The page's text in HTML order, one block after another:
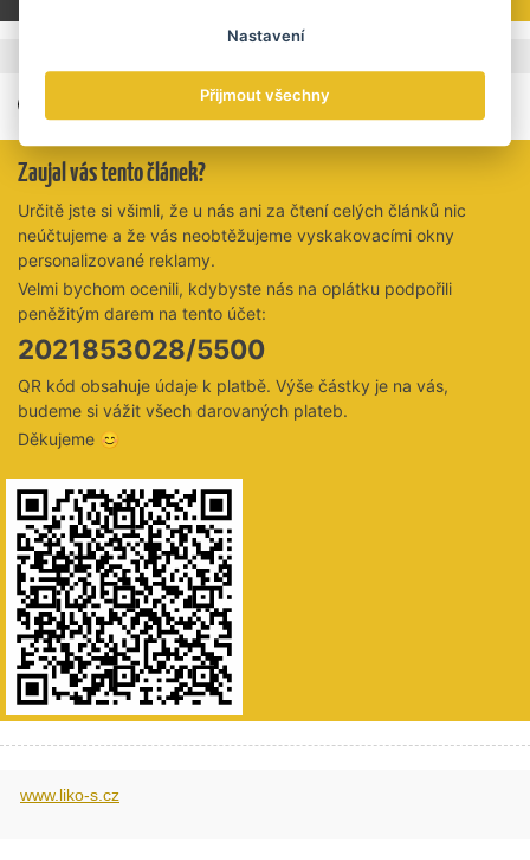
Zaujal vás tento článek?
Určitě jste si všimli, že u nás ani za čtení celých článků nic
neúčtujeme a že vás neobtěžujeme vyskakovacími okny
personalizované reklamy.
Velmi bychom ocenili, kdybyste nás na oplátku podpořili
peněžitým darem na tento účet:
2021853028/5500
QR kód obsahuje údaje k platbě. Výše částky je na vás,
budeme si vážit všech darovaných plateb.
Děkujeme 😊
www.liko-s.cz
Nastavení
Přijmout všechny